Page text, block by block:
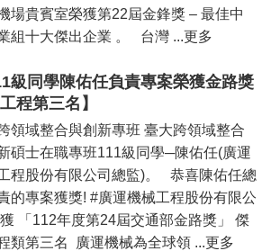
場貴賓室榮獲第22屆金鋒獎 – 最佳中
組十大傑出企業 。 台灣 ...更多
級同學陳佑任負責專案榮獲金路獎
程第三名】
領域整合與創新專班 臺大跨領域整合
碩士在職專班111級同學─陳佑任(廣運
程股份有限公司總監)。 恭喜陳佑任總
的專案獲獎! #廣運機械工程股份有限公
「112年度第24屆交通部金路獎」 傑
類第三名 廣運機械為全球領 ...更多